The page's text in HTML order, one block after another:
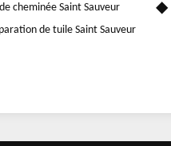
cheminée Saint Sauveur
de tuile Saint Sauveur